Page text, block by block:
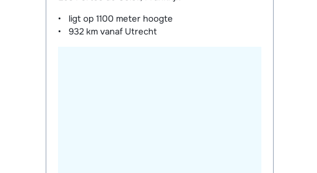
ligt op1100 meter hoogte
932 km vanaf Utrecht